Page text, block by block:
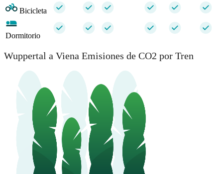
Bicicleta
Dormitorio
Wuppertal a Viena Emisiones de CO2 por Tren